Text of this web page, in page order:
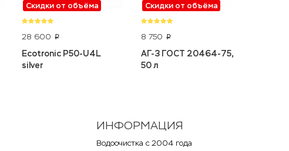
Скидки от объёма
28 600 p
Ecotronic P50-U4L
silver
Скидки от объёма
8 750 p
АГ-3 ГОСТ 20464-75,
50 л
ИНФОРМАЦИЯ
Водоочистка с 2004 года